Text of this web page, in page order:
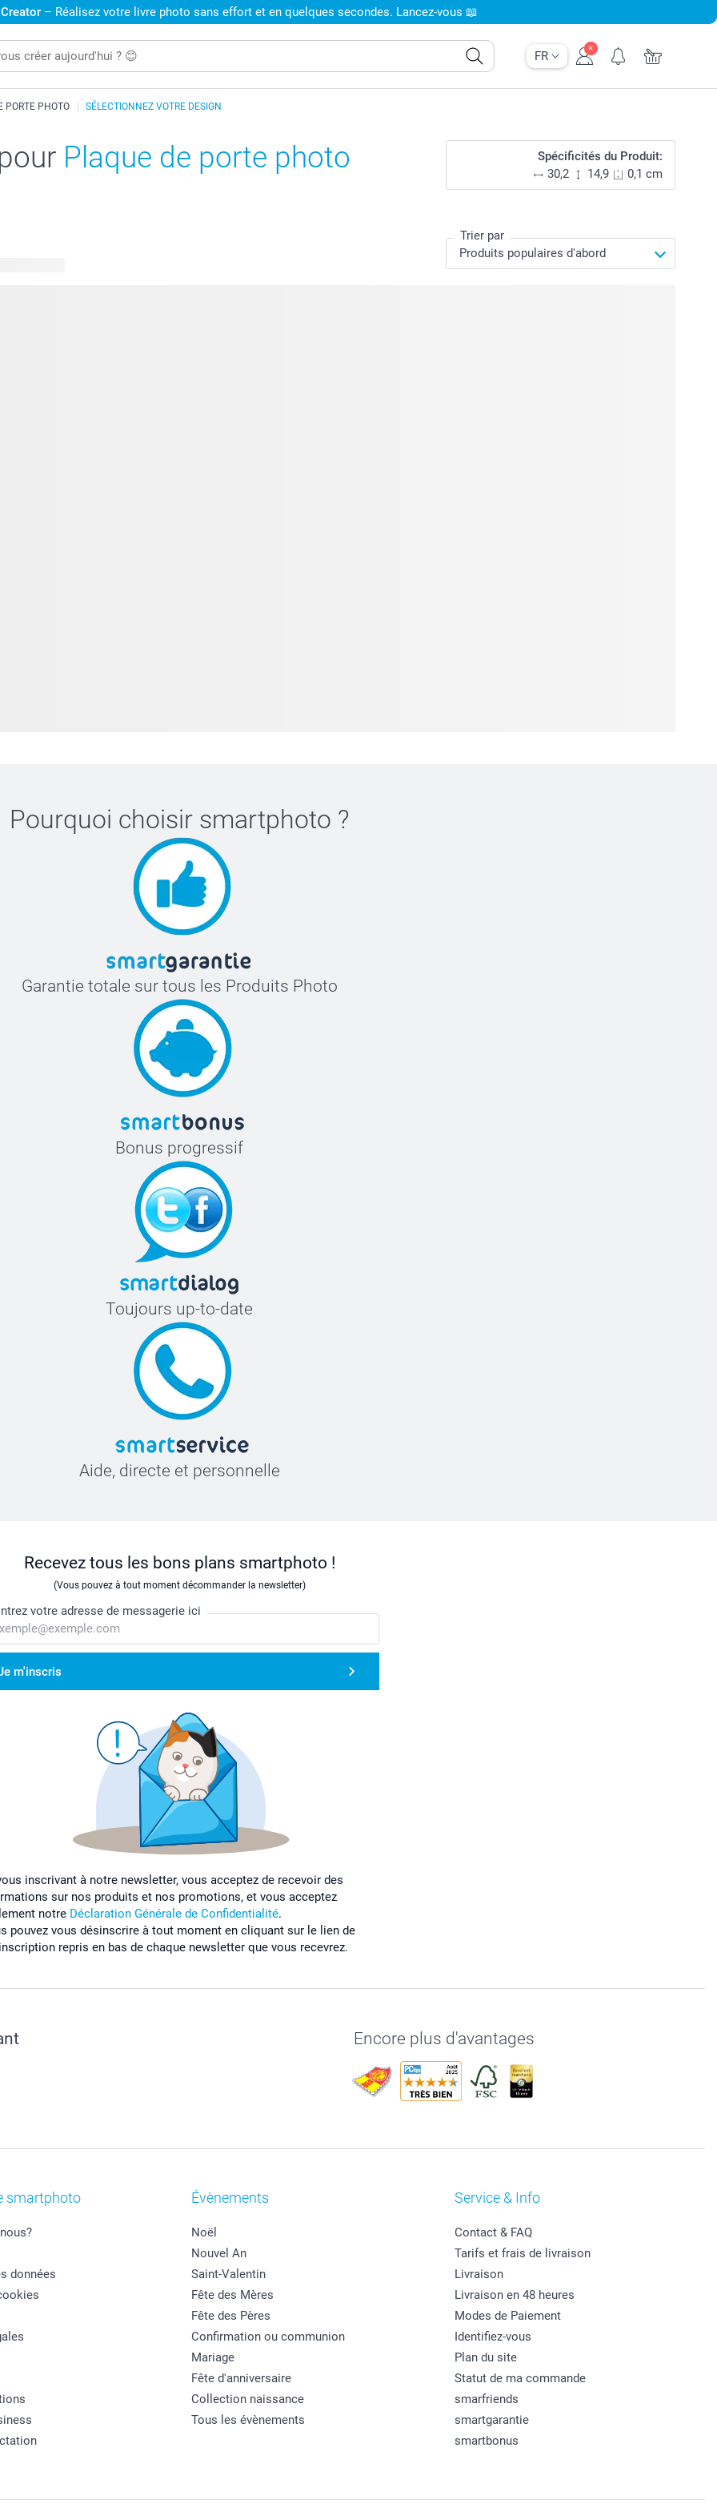
FR
– Réalisez votre livre photo sans effort et en quelques secondes. Lancez-vous 📖
PORTE PHOTO SÉLECTIONNEZ VOTRE DESIGN
Plaque de porte photo
Spécificités du Produit:
30,2
14,9 0,1 cm
Trier par
Pourquoi choisir smartphoto ?
Garantie totale sur tous les Produits Photo
Bonus progressif
Toujours up-to-date
Aide, directe et personnelle
Recevez tous les bons plans smartphoto !
(Vous pouvez à tout moment décommander la newsletter)
votre adresse de messagerie ici
m'inscris
inscrivant à notre newsletter, vous acceptez de recevoir des
sur nos produits et nos promotions, et vous acceptez
notre Déclaration Générale de Confidentialité.
pouvez vous désinscrire à tout moment en cliquant sur le lien de
repris en bas de chaque newsletter que vous recevrez.
Encore plus d'avantages
smartphoto
données
Évènements
Noël
Nouvel An
Saint-Valentin
Fête des Mères
Fête des Pères
Confirmation ou communion
Mariage
Fête d'anniversaire
Collection naissance
Tous les évènements
Service & Info
Contact & FAQ
Tarifs et frais de livraison
Livraison
Livraison en 48 heures
Modes de Paiement
Identifiez-vous
Plan du site
Statut de ma commande
smarfriends
smartgarantie
smartbonus